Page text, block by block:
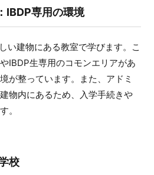
IBDP専用の環境
い建物にある教室で学びます。こ
IBDP生専用のコモンエリアがあ
が整っています。また、アドミ
物内にあるため、入学手続きや
。
校